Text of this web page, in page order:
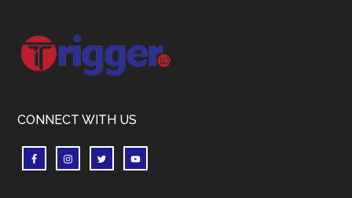
Footer
CONNECT WITH US